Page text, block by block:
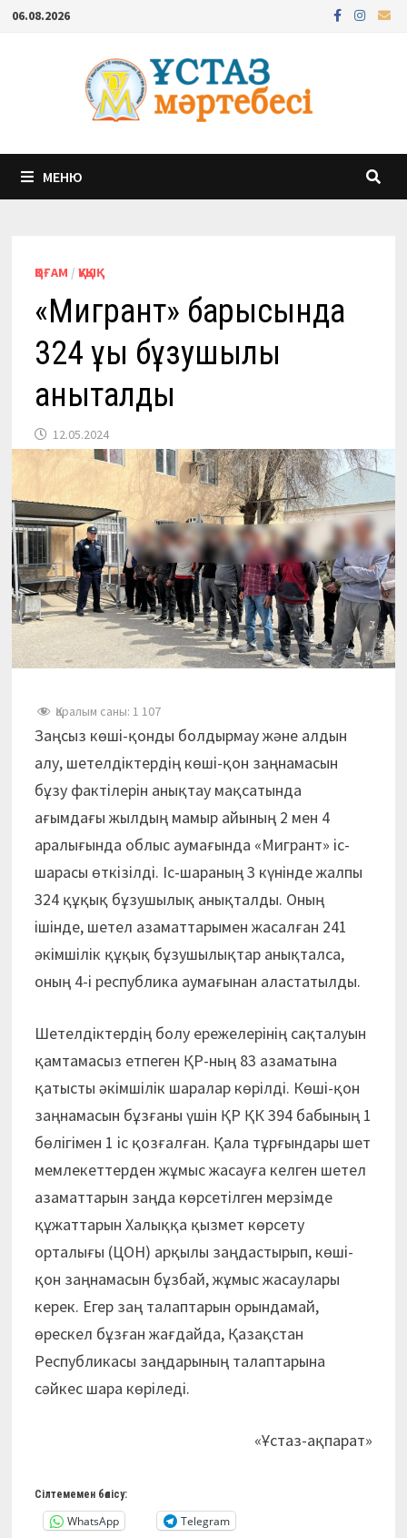
Перейти
содержимому
06.08.2026
МЕНЮ
ҚОҒАМ / ҚҰҚЫҚ
«Мигрант» барысында
324 құқық бұзушылық
анықталды
12.05.2024
Қаралым саны: 1 107
Заңсыз көші-қонды болдырмау және алдын
алу, шетелдіктердің көші-қон заңнамасын
бұзу фактілерін анықтау мақсатында
ағымдағы жылдың мамыр айының 2 мен 4
аралығында облыс аумағында «Мигрант» іс-
шарасы өткізілді. Іс-шараның 3 күнінде жалпы
324 құқық бұзушылық анықталды. Оның
ішінде, шетел азаматтарымен жасалған 241
әкімшілік құқық бұзушылықтар анықталса,
оның 4-і республика аумағынан аластатылды.
Шетелдіктердің болу ережелерінің сақталуын
қамтамасыз етпеген ҚР-ның 83 азаматына
қатысты әкімшілік шаралар көрілді. Көші-қон
заңнамасын бұзғаны үшін ҚР ҚК 394 бабының 1
бөлігімен 1 іс қозғалған. Қала тұрғындары шет
мемлекеттерден жұмыс жасауға келген шетел
азаматтарын заңда көрсетілген мерзімде
құжаттарын Халыққа қызмет көрсету
орталығы (ЦОН) арқылы заңдастырып, көші-
қон заңнамасын бұзбай, жұмыс жасаулары
керек. Егер заң талаптарын орындамай,
өрескел бұзған жағдайда, Қазақстан
Республикасы заңдарының талаптарына
сәйкес шара көріледі.
«Ұстаз-ақпарат»
Сілтемемен бөлісу:
WhatsApp
Telegram